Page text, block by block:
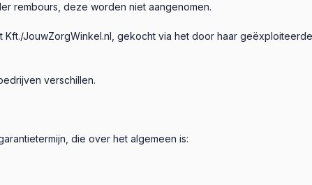
rembours, deze worden niet aangenomen.
JouwZorgWinkel.nl, gekocht via het door haar
verschillen.
die over het algemeen is: